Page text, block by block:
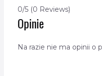
0/5 (0 Reviews)
Opinie
Na razie nie ma opinii o